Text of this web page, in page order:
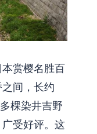
赏樱名胜百
间，长约
棵染井吉野
受好评。这